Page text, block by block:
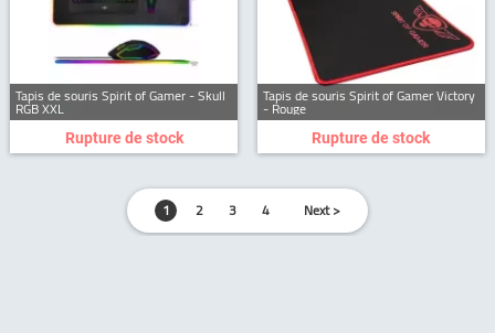
Tapis de souris Spirit of Gamer - Skull
RGB XXL
Rupture de stock
Tapis de souris Spirit of Gamer Victory
- Rouge
Rupture de stock
1 2 3 4 Next >